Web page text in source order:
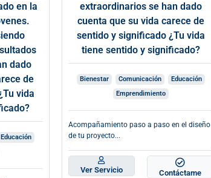
en la
dado
de
vida
Educación
extraordinarios se han dado
cuenta que su vida carece de
sentido y significado ¿Tu vida
tiene sentido y significado?
Bienestar Comunicación
Educación
Emprendimiento
Acompañamiento paso a paso en el diseño
de tu proyecto...
Ver Servicio Contáctame